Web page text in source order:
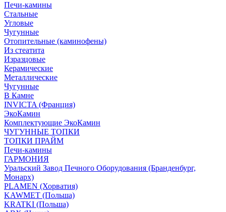
Печи-камины
Стальные
Угловые
Чугунные
Отопительные (каминофены)
Из стеатита
Изразцовые
Керамические
Металлические
Чугунные
В Камне
INVICTA (Франция)
ЭкоКамин
Комплектующие ЭкоКамин
ЧУГУННЫЕ ТОПКИ
ТОПКИ ПРАЙМ
Печи-камины
ГАРМОНИЯ
Уральский Завод Печного Оборудования (Бранденбург,
Монарх)
PLAMEN (Хорватия)
KAWMET (Польша)
KRATKI (Польша)